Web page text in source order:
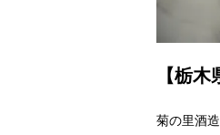
【栃
菊の里酒